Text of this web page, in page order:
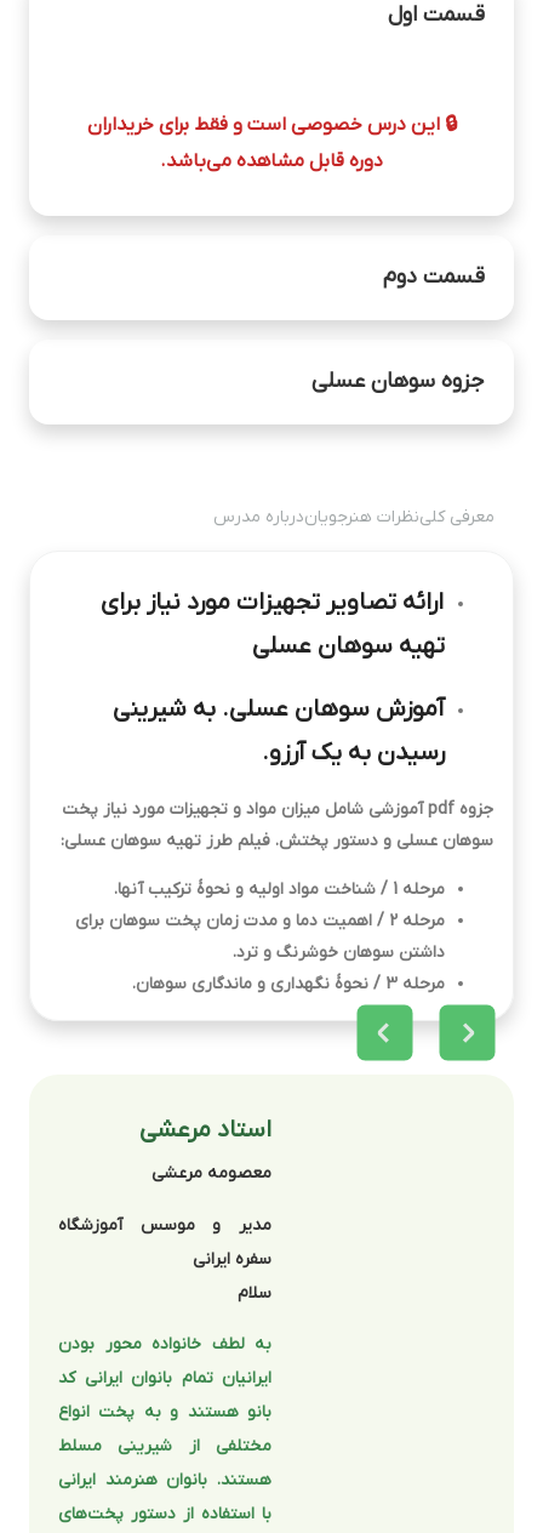
قسمت اول
🔒 این درس خصوصی است و فقط برای خریداران
دوره قابل مشاهده می‌باشد.
قسمت دوم
🔒 این درس خصوصی است و فقط برای خریداران
جزوه سوهان عسلی
دوره قابل مشاهده می‌باشد.
معرفی کلینظرات هنرجویاندرباره مدرس
ارائه تصاویر تجهیزات مورد نیاز برای
تهیه سوهان عسلی
آموزش سوهان عسلی. به شیرینی
رسیدن به یک آرزو.
جزوه pdf آموزشی شامل میزان مواد و تجهیزات مورد نیاز پخت
سوهان عسلی و دستور پختش. فیلم طرز تهیه سوهان عسلی:
مرحله 1 / شناخت مواد اولیه و نحوۀ ترکیب آنها.
مرحله 2 / اهمیت دما و مدت زمان پخت سوهان برای
داشتن سوهان خوشرنگ و ترد.
مرحله 3 / نحوۀ نگهداری و ماندگاری سوهان.
استاد مرعشی
معصومه مرعشی
مدیر و موسس آموزشگاه
سفره ایرانی
سلام
به لطف خانواده محور بودن
ایرانیان تمام بانوان ایرانی کد
بانو هستند و به پخت انواع
مختلفی از شیرینی مسلط
هستند. بانوان هنرمند ایرانی
با استفاده از دستور پخت‌های